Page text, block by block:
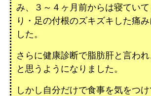
み、３～４ヶ月前からは寝てい
り・足の付根のズキズキした痛
した。
さらに健康診断で脂肪肝と言われ
と思うようになりました。
しかし自分だけで食事を気をつ